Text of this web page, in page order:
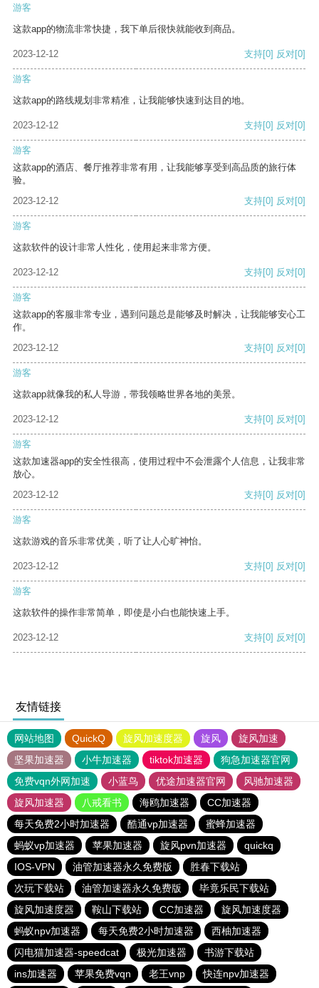
游客
这款app的物流非常快捷，我下单后很快就能收到商品。
2023-12-12 支持[0] 反对[0]
游客
这款app的路线规划非常精准，让我能够快速到达目的地。
2023-12-12 支持[0] 反对[0]
游客
这款app的酒店、餐厅推荐非常有用，让我能够享受到高品质的旅行体
验。
2023-12-12
支持[0] 反对[0]
游客
这款软件的设计非常人性化，使用起来非常方便。
2023-12-12 支持[0] 反对[0]
游客
这款app的客服非常专业，遇到问题总是能够及时解决，让我能够安心工
作。
2023-12-12
支持[0] 反对[0]
游客
这款app就像我的私人导游，带我领略世界各地的美景。
2023-12-12 支持[0] 反对[0]
游客
这款加速器app的安全性很高，使用过程中不会泄露个人信息，让我非常
放心。
2023-12-12
支持[0] 反对[0]
游客
这款游戏的音乐非常优美，听了让人心旷神怡。
2023-12-12 支持[0] 反对[0]
游客
这款软件的操作非常简单，即使是小白也能快速上手。
2023-12-12 支持[0] 反对[0]
友情链接
网站地图 QuickQ 旋风加速度器 旋风
旋风加速
坚果加速器
小牛加速器 tiktok加速器
狗急加速器官网
免费vqn外网加速
小蓝鸟 优途加速器官网
风驰加速器
旋风加速器
八戒看书 海鸥加速器
CC加速器
每天免费2小时加速器
酷通vp加速器
蜜蜂加速器
蚂蚁vp加速器
苹果加速器 旋风pvn加速器
quickq
IOS-VPN
油管加速器永久免费版
胜春下载站
次玩下载站
油管加速器永久免费版
毕竟乐民下载站
旋风加速度器
鞍山下载站 CC加速器
旋风加速度器
蚂蚁npv加速器
每天免费2小时加速器
西柚加速器
闪电猫加速器-speedcat
极光加速器
书游下载站
ins加速器
苹果免费vqn 老王vnp 快连npv加速器